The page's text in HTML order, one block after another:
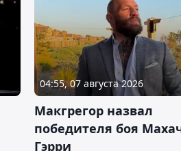
04:55, 07 августа 2026
Макгрегор назвал
победителя боя
Гэрри